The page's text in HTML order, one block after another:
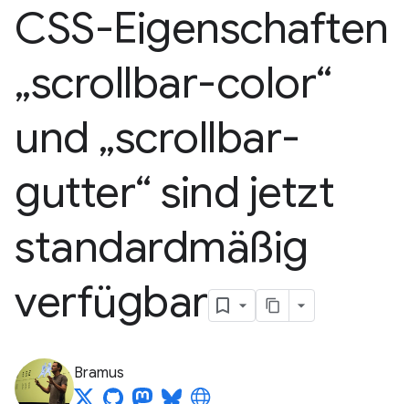
CSS-Eigenschaften
„scrollbar-color“
und „scrollbar-
gutter“ sind jetzt
standardmäßig
verfügbar
Bramus